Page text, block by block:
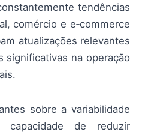
tendências
comércio e e‑commerce
atualizações relevantes
significativas na operação
sobre a variabilidade
de reduzir